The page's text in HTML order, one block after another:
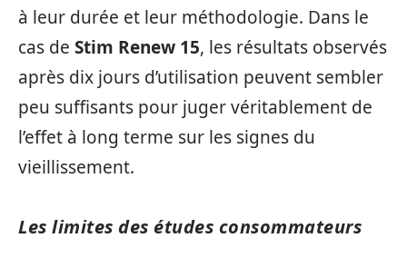
à leur durée et leur méthodologie. Dans le
cas de Stim Renew 15, les résultats observés
après dix jours d’utilisation peuvent sembler
peu suffisants pour juger véritablement de
l’effet à long terme sur les signes du
vieillissement.
Les limites des études consommateurs